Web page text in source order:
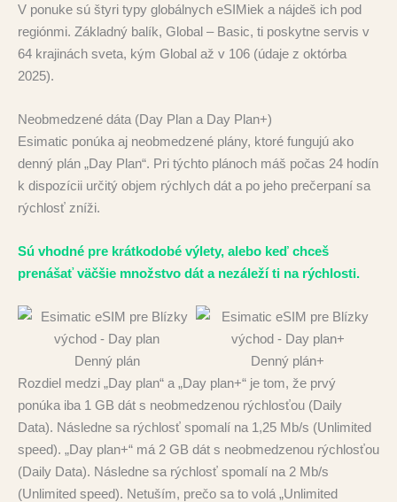
V ponuke sú štyri typy globálnych eSIMiek a nájdeš ich pod
regiónmi. Základný balík, Global – Basic, ti poskytne servis v
64 krajinách sveta, kým Global až v 106 (údaje z októrba
2025).
Neobmedzené dáta (Day Plan a Day Plan+)
Esimatic ponúka aj neobmedzené plány, ktoré fungujú ako
denný plán „Day Plan“. Pri týchto plánoch máš počas 24 hodín
k dispozícii určitý objem rýchlych dát a po jeho prečerpaní sa
rýchlosť zníži.
Sú vhodné pre krátkodobé výlety, alebo keď chceš
prenášať väčšie množstvo dát a nezáleží ti na rýchlosti.
Denný plán
Denný plán+
Rozdiel medzi „Day plan“ a „Day plan+“ je tom, že prvý
ponúka iba 1 GB dát s neobmedzenou rýchlosťou (Daily
Data). Následne sa rýchlosť spomalí na 1,25 Mb/s (Unlimited
speed). „Day plan+“ má 2 GB dát s neobmedzenou rýchlosťou
(Daily Data). Následne sa rýchlosť spomalí na 2 Mb/s
(Unlimited speed). Netuším, prečo sa to volá „Unlimited